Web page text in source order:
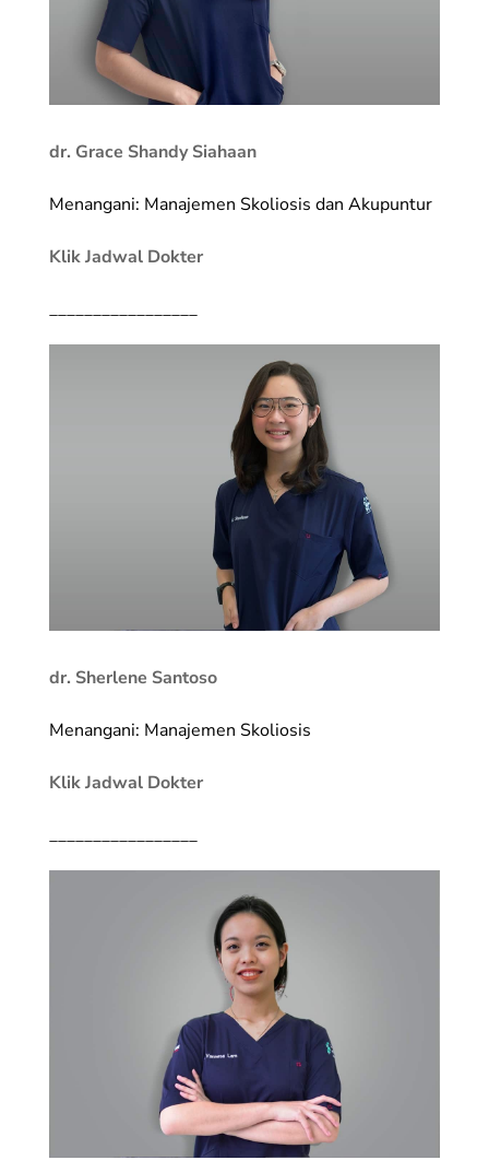
dr. Grace Shandy Siahaan
Menangani: Manajemen Skoliosis dan Akupuntur
Klik Jadwal Dokter
_________________
dr. Sherlene Santoso
Menangani: Manajemen Skoliosis
Klik Jadwal Dokter
_________________